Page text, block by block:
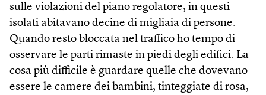
sulle violazioni del piano regolatore, in questi
isolati abitavano decine di migliaia di persone.
Quando resto bloccata nel traffico ho tempo di
osservare le parti rimaste in piedi degli edifici. La
cosa più difficile è guardare quelle che dovevano
essere le camere dei bambini, tinteggiate di rosa,